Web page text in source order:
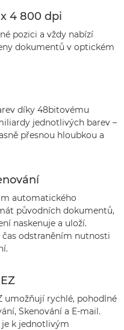
4 800 dpi
pozici a vždy nabízí
dokumentů v optickém
díky 48bitovému
jednotlivých barev –
přesnou hloubkou a
automatického
původních dokumentů,
naskenuje a uloží.
odstraněním nutnosti
umožňují rychlé, pohodlné
Skenování a E-mail.
k jednotlivým